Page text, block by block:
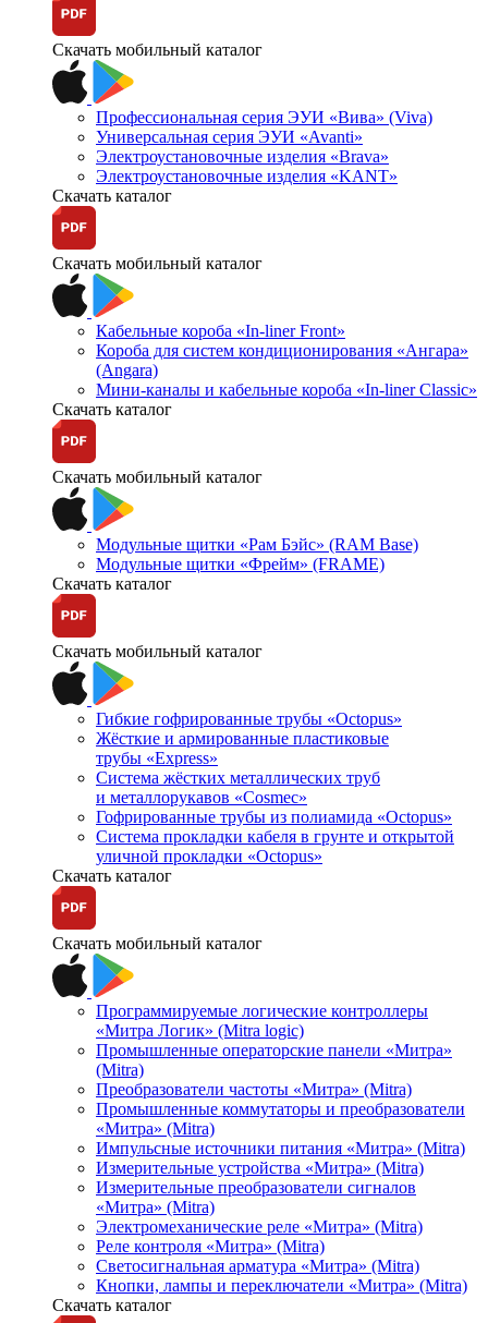
Скачать мобильный каталог
Профессиональная серия ЭУИ «Вива» (Viva)
Универсальная серия ЭУИ «Avanti»
Электроустановочные изделия «Brava»
Электроустановочные изделия «KANT»
Скачать каталог
Скачать мобильный каталог
Кабельные короба «In-liner Front»
Короба для систем кондиционирования «Ангара»
(Angara)
Мини-каналы и кабельные короба «In-liner Classic»
Скачать каталог
Скачать мобильный каталог
Модульные щитки «Рам Бэйс» (RAM Base)
Модульные щитки «Фрейм» (FRAME)
Скачать каталог
Скачать мобильный каталог
Гибкие гофрированные трубы «Octopus»
Жёсткие и армированные пластиковые
трубы «Express»
Система жёстких металлических труб
и металлорукавов «Cosmec»
Гофрированные трубы из полиамида «Octopus»
Система прокладки кабеля в грунте и открытой
уличной прокладки «Octopus»
Скачать каталог
Скачать мобильный каталог
Программируемые логические контроллеры
«Митра Логик» (Mitra logic)
Промышленные операторские панели «Митра»
(Mitra)
Преобразователи частоты «Митра» (Mitra)
Промышленные коммутаторы и преобразователи
«Митра» (Mitra)
Импульсные источники питания «Митра» (Mitra)
Измерительные устройства «Митра» (Mitra)
Измерительные преобразователи сигналов
«Митра» (Mitra)
Электромеханические реле «Митра» (Mitra)
Реле контроля «Митра» (Mitra)
Светосигнальная арматура «Митра» (Mitra)
Кнопки, лампы и переключатели «Митра» (Mitra)
Скачать каталог